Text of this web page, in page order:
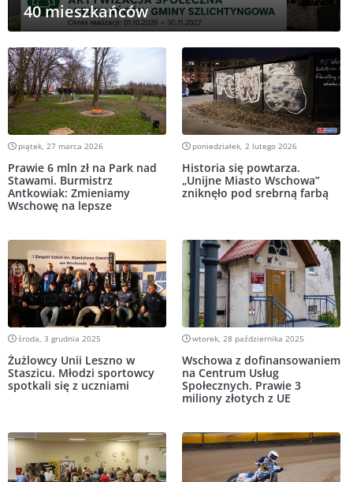
40 mieszkańców
piątek, 27 marca 2026
Prawie 6 mln zł na Park nad
Stawami. Burmistrz
Antkowiak: Zmieniamy
Wschowę na lepsze
poniedziałek, 2 lutego 2026
Historia się powtarza.
„Unijne Miasto Wschowa”
zniknęło pod srebrną farbą
środa, 3 grudnia 2025
Żużlowcy Unii Leszno w
Staszicu. Młodzi sportowcy
spotkali się z uczniami
wtorek, 28 października 2025
Wschowa z dofinansowaniem
na Centrum Usług
Społecznych. Prawie 3
miliony złotych z UE